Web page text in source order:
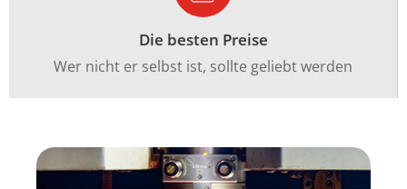
Die besten Preise
Wer nicht er selbst ist, sollte geliebt werden